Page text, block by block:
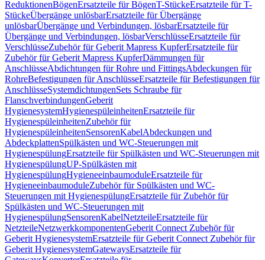
ReduktionenBögenErsatzteile für BögenT-StückeErsatzteile für T-
StückeÜbergänge unlösbarErsatzteile für Übergänge
unlösbarÜbergänge und Verbindungen, lösbarErsatzteile für
Übergänge und Verbindungen, lösbarVerschlüsseErsatzteile für
VerschlüsseZubehör für Geberit Mapress KupferErsatzteile für
Zubehör für Geberit Mapress KupferDämmungen für
AnschlüsseAbdichtungen für Rohre und FittingsAbdeckungen für
RohreBefestigungen für AnschlüsseErsatzteile für Befestigungen für
AnschlüsseSystemdichtungenSets Schraube für
FlanschverbindungenGeberit
HygienesystemHygienespüleinheitenErsatzteile für
HygienespüleinheitenZubehör für
HygienespüleinheitenSensorenKabelAbdeckungen und
AbdeckplattenSpülkästen und WC-Steuerungen mit
HygienespülungErsatzteile für Spülkästen und WC-Steuerungen mit
HygienespülungUP-Spülkästen mit
HygienespülungHygieneeinbaumoduleErsatzteile für
HygieneeinbaumoduleZubehör für Spülkästen und WC-
Steuerungen mit HygienespülungErsatzteile für Zubehör für
Spülkästen und WC-Steuerungen mit
HygienespülungSensorenKabelNetzteileErsatzteile für
NetzteileNetzwerkkomponentenGeberit Connect Zubehör für
Geberit HygienesystemErsatzteile für Geberit Connect Zubehör für
Geberit HygienesystemGatewaysErsatzteile für